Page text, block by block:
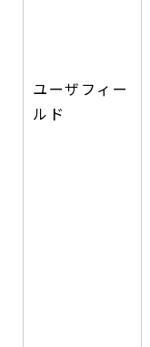
ユーザフィー
ルド